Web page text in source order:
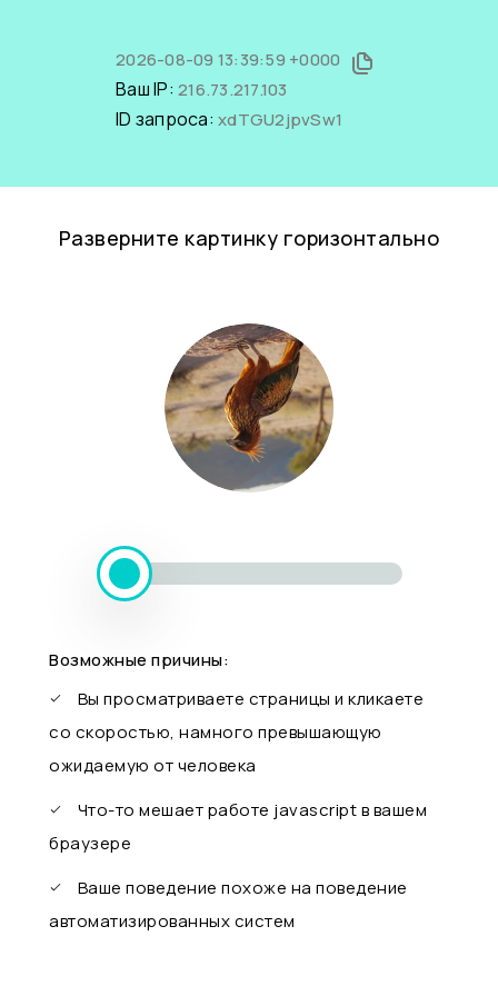
2026-08-09 13:39:59 +0000
Ваш IP: 216.73.217.103
ID запроса: xdTGU2jpvSw1
Разверните картинку горизонтально
Возможные причины:
Вы просматриваете страницы и кликаете
со скоростью, намного превышающую
ожидаемую от человека
Что-то мешает работе javascript в вашем
браузере
Ваше поведение похоже на поведение
автоматизированных систем